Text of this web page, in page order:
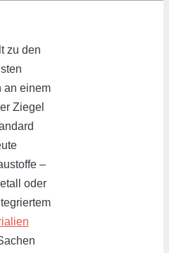
zu den
an einem
Ziegel
–
oder